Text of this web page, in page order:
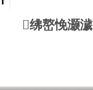
绋嶅悗灏